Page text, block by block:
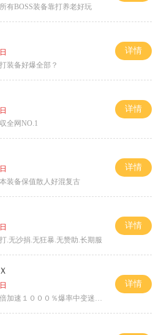
有BOSS装备靠打养老好玩
装备好爆全部？
详情
全网NO.1
详情
装备保值散人好混复古
详情
.无沙捐.无狂暴.无赞助.长期服
详情
加速１０００％爆率中变迷失单职
详情